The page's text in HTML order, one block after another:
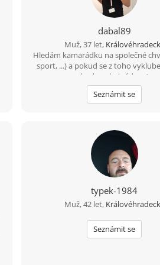
dabal89
Muž, 37 let,
Hledám kamarádku na společné
sport, ...) a pokud se z toho
budu velmi rád ... :-)
Seznámit se
typek-1984
Muž, 42 let,
Seznámit se